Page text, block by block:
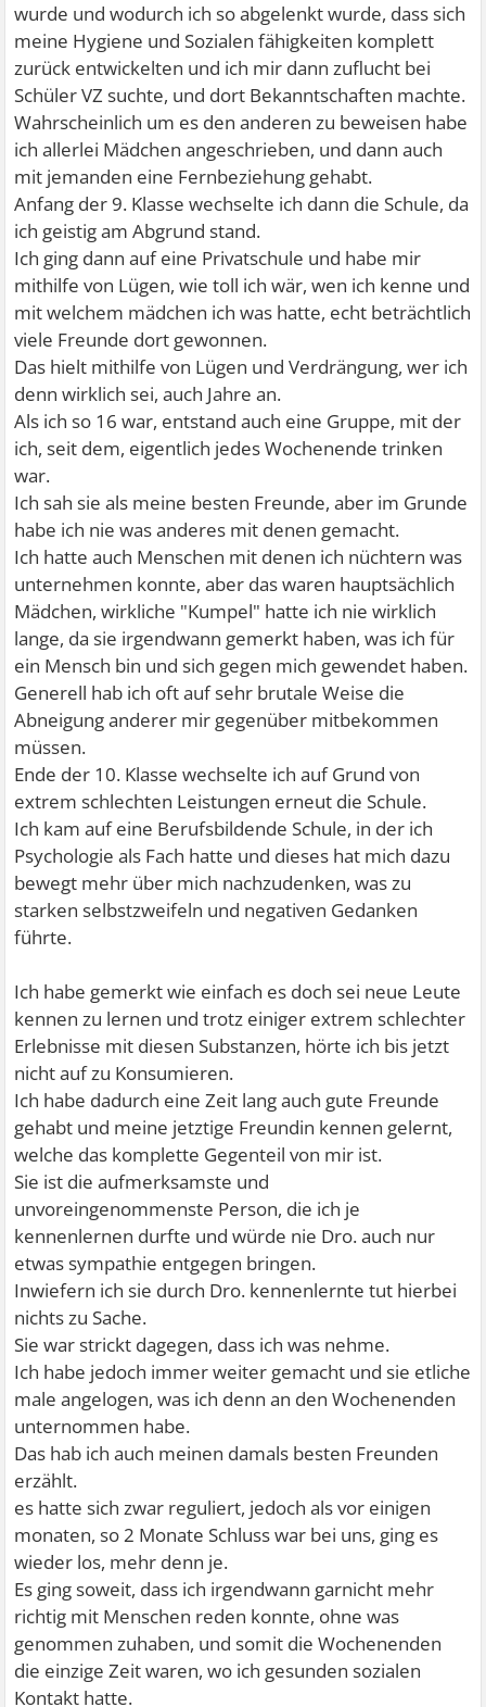
wurde und wodurch ich so abgelenkt wurde, dass sich
meine Hygiene und Sozialen fähigkeiten komplett
zurück entwickelten und ich mir dann zuflucht bei
Schüler VZ suchte, und dort Bekanntschaften machte.
Wahrscheinlich um es den anderen zu beweisen habe
ich allerlei Mädchen angeschrieben, und dann auch
mit jemanden eine Fernbeziehung gehabt.
Anfang der 9. Klasse wechselte ich dann die Schule, da
ich geistig am Abgrund stand.
Ich ging dann auf eine Privatschule und habe mir
mithilfe von Lügen, wie toll ich wär, wen ich kenne und
mit welchem mädchen ich was hatte, echt beträchtlich
viele Freunde dort gewonnen.
Das hielt mithilfe von Lügen und Verdrängung, wer ich
denn wirklich sei, auch Jahre an.
Als ich so 16 war, entstand auch eine Gruppe, mit der
ich, seit dem, eigentlich jedes Wochenende trinken
war.
Ich sah sie als meine besten Freunde, aber im Grunde
habe ich nie was anderes mit denen gemacht.
Ich hatte auch Menschen mit denen ich nüchtern was
unternehmen konnte, aber das waren hauptsächlich
Mädchen, wirkliche "Kumpel" hatte ich nie wirklich
lange, da sie irgendwann gemerkt haben, was ich für
ein Mensch bin und sich gegen mich gewendet haben.
Generell hab ich oft auf sehr brutale Weise die
Abneigung anderer mir gegenüber mitbekommen
müssen.
Ende der 10. Klasse wechselte ich auf Grund von
extrem schlechten Leistungen erneut die Schule.
Ich kam auf eine Berufsbildende Schule, in der ich
Psychologie als Fach hatte und dieses hat mich dazu
bewegt mehr über mich nachzudenken, was zu
starken selbstzweifeln und negativen Gedanken
führte.
Ich habe gemerkt wie einfach es doch sei neue Leute
kennen zu lernen und trotz einiger extrem schlechter
Erlebnisse mit diesen Substanzen, hörte ich bis jetzt
nicht auf zu Konsumieren.
Ich habe dadurch eine Zeit lang auch gute Freunde
gehabt und meine jetztige Freundin kennen gelernt,
welche das komplette Gegenteil von mir ist.
Sie ist die aufmerksamste und
unvoreingenommenste Person, die ich je
kennenlernen durfte und würde nie Dro. auch nur
etwas sympathie entgegen bringen.
Inwiefern ich sie durch Dro. kennenlernte tut hierbei
nichts zu Sache.
Sie war strickt dagegen, dass ich was nehme.
Ich habe jedoch immer weiter gemacht und sie etliche
male angelogen, was ich denn an den Wochenenden
unternommen habe.
Das hab ich auch meinen damals besten Freunden
erzählt.
es hatte sich zwar reguliert, jedoch als vor einigen
monaten, so 2 Monate Schluss war bei uns, ging es
wieder los, mehr denn je.
Es ging soweit, dass ich irgendwann garnicht mehr
richtig mit Menschen reden konnte, ohne was
genommen zuhaben, und somit die Wochenenden
die einzige Zeit waren, wo ich gesunden sozialen
Kontakt hatte.